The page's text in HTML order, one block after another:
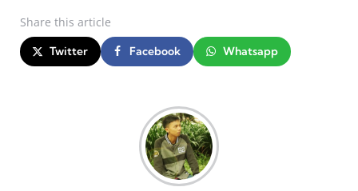
Share this article
Twitter Facebook Whatsapp